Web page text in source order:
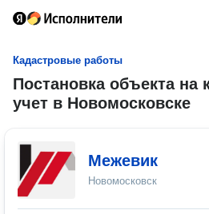
Кадастровые работы
Постановка объекта на
учет в Новомосковске
Межевик
Новомосковск